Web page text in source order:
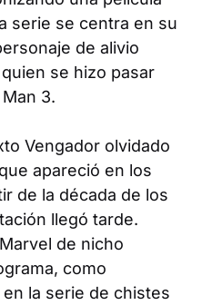
serie se centra en su
de alivio
se hizo pasar
3.
Vengador olvidado
apareció en los
de la década de los
llegó tarde.
de nicho
como
la serie de chistes